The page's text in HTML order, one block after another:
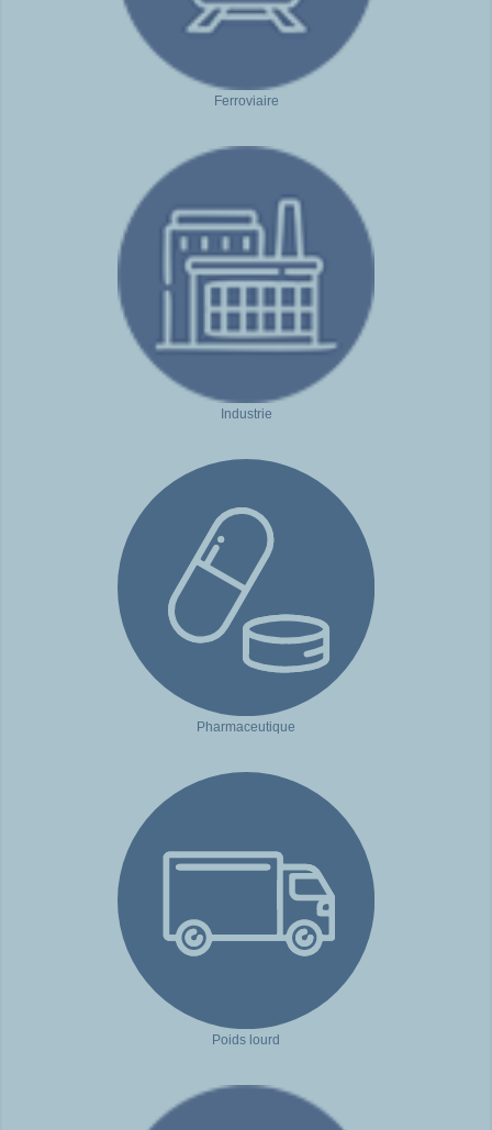
Ferroviaire
Industrie
Pharmaceutique
Poids lourd